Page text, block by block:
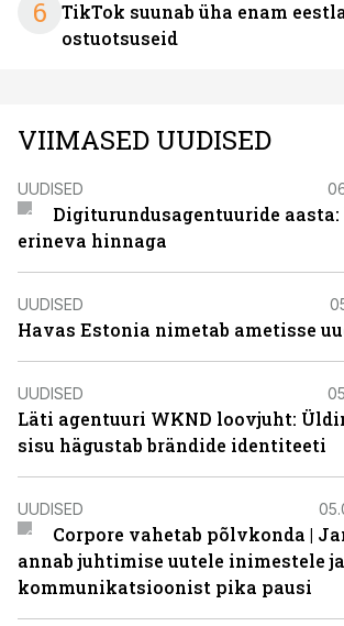
6
TikTok suunab üha enam
ostuotsuseid
VIIMASED UUDISED
UUDISED
Digiturundusagentuuride
erineva hinnaga
UUDISED
Havas Estonia nimetab ametisse
UUDISED
Läti agentuuri WKND loovjuht:
sisu hägustab brändide identiteeti
UUDISED
Corpore vahetab põlvkonda |
annab juhtimise uutele inimestele
kommunikatsioonist pika pausi